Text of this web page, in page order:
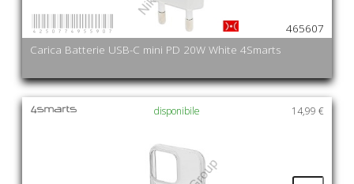
Carica Batterie USB-C mini PD 20W White 4Smarts
465607
14,99 €
disponibile